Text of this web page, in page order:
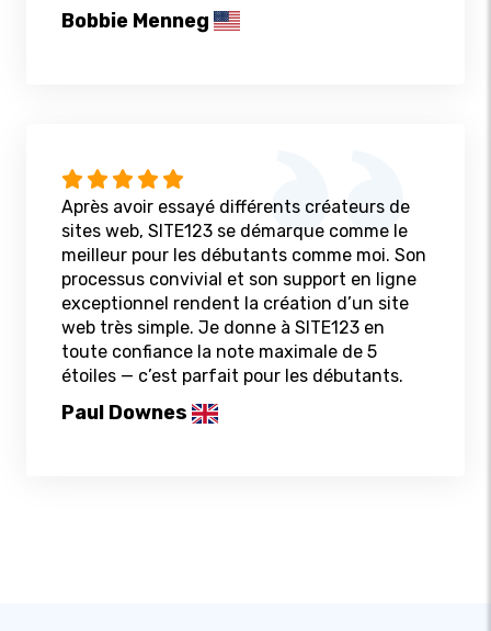
Bobbie Menneg
Après avoir essayé différents créateurs de
sites web, SITE123 se démarque comme le
meilleur pour les débutants comme moi. Son
processus convivial et son support en ligne
exceptionnel rendent la création d’un site
web très simple. Je donne à SITE123 en
toute confiance la note maximale de 5
étoiles — c’est parfait pour les débutants.
Paul Downes